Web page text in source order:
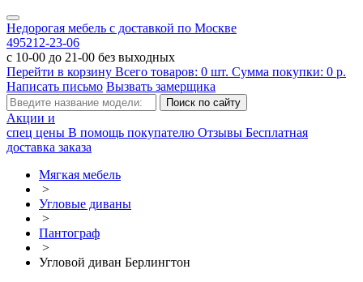
Недорогая мебель с доставкой по Москве
495212-23-06
с 10-00 до 21-00 без выходных
Перейти в корзину Всего товаров: 0 шт. Сумма покупки: 0 р.
Написать письмо Вызвать замерщика
Акции и
спец цены В помощь покупателю Отзывы Бесплатная
доставка заказа
Мягкая мебель
>
Угловые диваны
>
Пантограф
>
Угловой диван Берлингтон